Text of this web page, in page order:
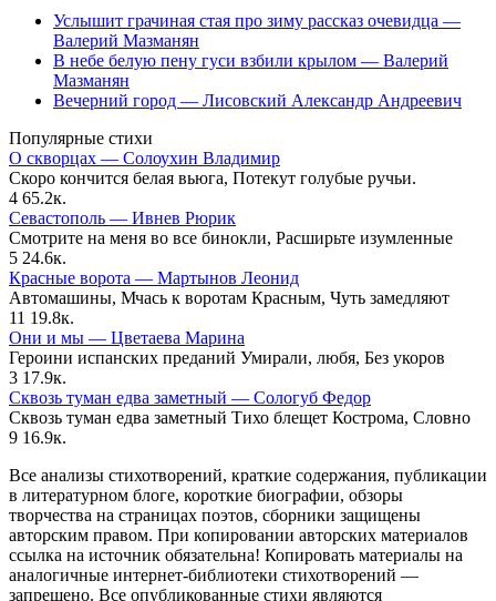
Услышит грачиная стая про зиму рассказ очевидца —
Валерий Мазманян
В небе белую пену гуси взбили крылом — Валерий
Мазманян
Вечерний город — Лисовский Александр Андреевич
Популярные стихи
О скворцах — Солоухин Владимир
Скоро кончится белая вьюга, Потекут голубые ручьи.
4 65.2к.
Севастополь — Ивнев Рюрик
Смотрите на меня во все бинокли, Расширьте изумленные
5 24.6к.
Красные ворота — Мартынов Леонид
Автомашины, Мчась к воротам Красным, Чуть замедляют
11 19.8к.
Они и мы — Цветаева Марина
Героини испанских преданий Умирали, любя, Без укоров
3 17.9к.
Сквозь туман едва заметный — Сологуб Федор
Сквозь туман едва заметный Тихо блещет Кострома, Словно
9 16.9к.
Все анализы стихотворений, краткие содержания, публикации
в литературном блоге, короткие биографии, обзоры
творчества на страницах поэтов, сборники защищены
авторским правом. При копировании авторских материалов
ссылка на источник обязательна! Копировать материалы на
аналогичные интернет-библиотеки стихотворений —
запрещено. Все опубликованные стихи являются